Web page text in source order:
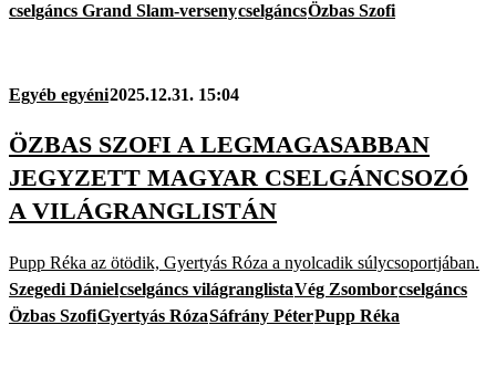
cselgáncs Grand Slam-versenycselgáncsÖzbas Szofi
Egyéb egyéni2025.12.31. 15:04
ÖZBAS SZOFI A LEGMAGASABBAN
JEGYZETT MAGYAR CSELGÁNCSOZÓ
A VILÁGRANGLISTÁN
Pupp Réka az ötödik, Gyertyás Róza a nyolcadik súlycsoportjában.
Szegedi Dánielcselgáncs világranglistaVég Zsomborcselgáncs
Özbas SzofiGyertyás RózaSáfrány PéterPupp Réka